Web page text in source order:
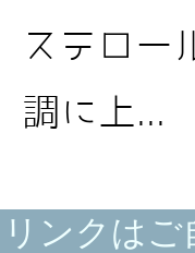
ステロー
調に上...
リンクは